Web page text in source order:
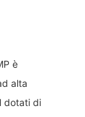
è
alta
dotati di